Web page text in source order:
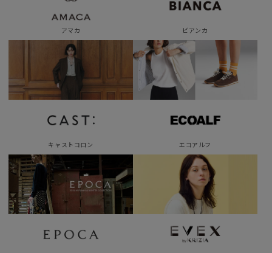
アマカ ビアンカ
キャストコロン エコアルフ